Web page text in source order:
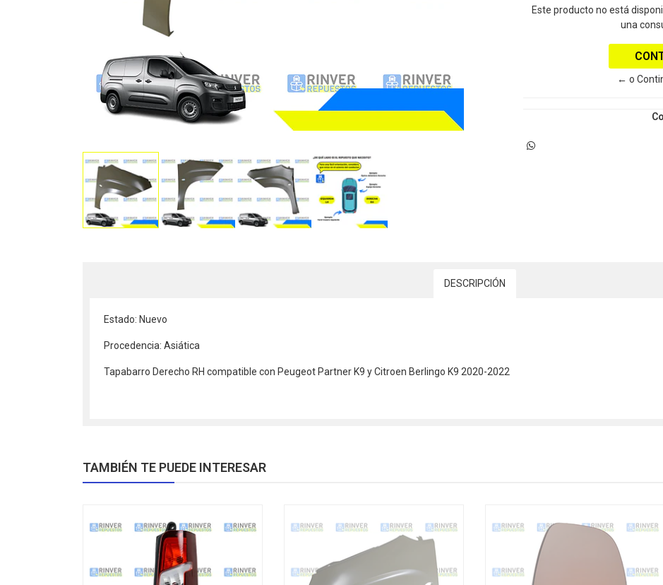
Este producto no está
una
← o
DESCRIPCIÓN
Estado: Nuevo
Procedencia: Asiática
Tapabarro Derecho RH compatible con Peugeot Partner K9 y Citroen Berlingo K9 2020-2022
TAMBIÉN TE PUEDE INTERESAR